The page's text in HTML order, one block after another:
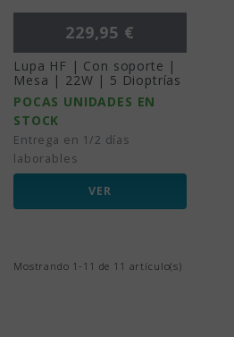
Precio
229,95 €
Lupa HF | Con soporte |
Mesa | 22W | 5 Dioptrías
POCAS UNIDADES EN
STOCK
Entrega en 1/2 días
laborables
VER
Mostrando 1-11 de 11 artículo(s)